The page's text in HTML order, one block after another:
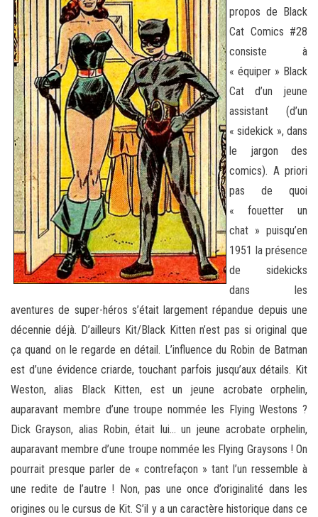
propos de Black
Cat Comics #28
consiste à
« équiper » Black
Cat d’un jeune
assistant (d’un
« sidekick », dans
le jargon des
comics). A priori
pas de quoi
« fouetter un
chat » puisqu’en
1951 la présence
de sidekicks
dans les
aventures de super-héros s’était largement répandue depuis une
décennie déjà. D’ailleurs Kit/Black Kitten n’est pas si original que
ça quand on le regarde en détail. L’influence du Robin de Batman
est d’une évidence criarde, touchant parfois jusqu’aux détails. Kit
Weston, alias Black Kitten, est un jeune acrobate orphelin,
auparavant membre d’une troupe nommée les Flying Westons ?
Dick Grayson, alias Robin, était lui… un jeune acrobate orphelin,
auparavant membre d’une troupe nommée les Flying Graysons ! On
pourrait presque parler de « contrefaçon » tant l’un ressemble à
une redite de l’autre ! Non, pas une once d’originalité dans les
origines ou le cursus de Kit. S’il y a un caractère historique dans ce